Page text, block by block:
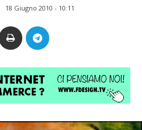
18 Giugno 2010 - 10:11